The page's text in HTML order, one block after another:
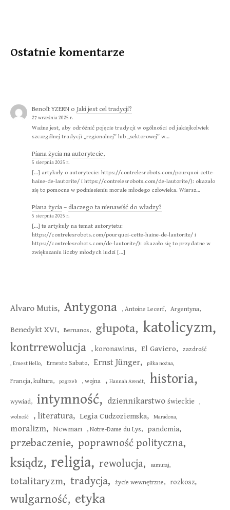
Ostatnie komentarze
Benoît YZERN oJaki jest cel tradycji?
27 września 2025 r.
Ważne jest, aby odróżnić pojęcie tradycji w ogólności od jakiejkolwiek
szczególnej tradycji „regionalnej” lub „sektorowej” w…
Piana życia naautorytecie,
5 sierpnia 2025 r.
[…] artykuły o autorytecie: https://contrelesrobots.com/pourquoi-cette-
haine-de-lautorite/ i https://contrelesrobots.com/de-lautorite/): okazało
się to pomocne w podniesieniu morale młodego człowieka. Wiersz…
Piana życia – dlaczego ta nienawiść do władzy?
5 sierpnia 2025 r.
[…] te artykuły na temat autorytetu:
https://contrelesrobots.com/pourquoi-cette-haine-de-lautorite/ i
https://contrelesrobots.com/de-lautorite/): okazało się to przydatne w
zwiększaniu liczby młodych ludzi […]
Alvaro Mutis, Antygona , Antoine Lecerf, Argentyna,
Benedykt XVI, Bernanos, głupota, katolicyzm,
kontrrewolucja , koronawirus, El Gaviero, zazdrość
, Ernest Hello, Ernesto Sabato, Ernst Jünger, piłka nożna,
Francja, kultura, pogrzeb , wojna , Hannah Arendt, historia,
wywiad, intymność, dziennikarstwo świeckie ,
wolność , literatura, Legia Cudzoziemska, Maradona,
moralizm, Newman , Notre-Dame du Lys, pandemia,
przebaczenie, poprawność polityczna,
ksiądz, religia, rewolucja, samuraj,
totalitaryzm, tradycja, życie wewnętrzne, rozkosz,
wulgarność, etyka